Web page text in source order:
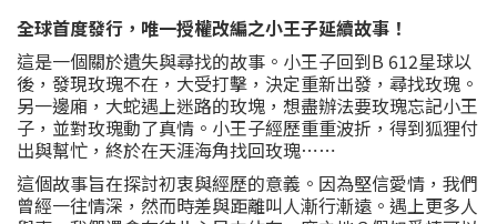
全球首度發行，唯一授權改編之小王子延續故事！
這是一個關於遺失與尋找的故事。小王子回到B 612星球以
後，發現玫瑰不在，大受打擊，決定重新出發，尋找玫瑰。
另一邊廂，大蛇遇上迷路的玫塊，想盡辦法要玫瑰忘記小王
子，並對玫瑰動了真情。小王子經歷重重波折，得到狐狸付
出與幫忙，終於在天涯海角找回玫瑰⋯⋯
這個故事旨在探討初衷與經歷的意義。因為堅信愛情，我們
曾經一往情深，然而時差與距離叫人漸行漸遠。遇上更多人